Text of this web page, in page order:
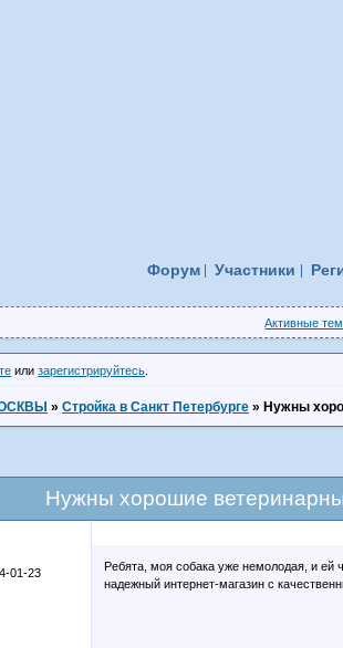
Форум Участники
Активные
илизарегистрируйтесь
» Стройка в Санкт Петербурге » Нужны
Нужны хорошие
01-23
Ребята, моя собака уже немолодая, и ей
надежный интернет-магазин с